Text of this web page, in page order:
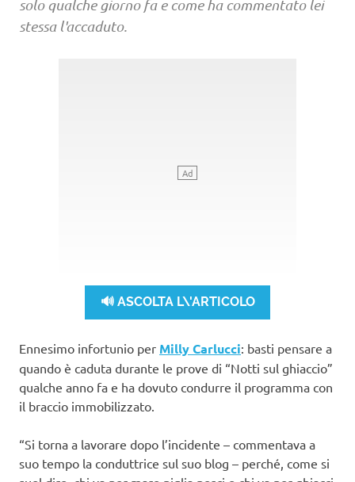
solo qualche giorno fa e come ha commentato lei
stessa l'accaduto.
🔊 ASCOLTA L\'ARTICOLO
Ennesimo infortunio per Milly Carlucci: basti pensare a
quando è caduta durante le prove di “Notti sul ghiaccio”
qualche anno fa e ha dovuto condurre il programma con
il braccio immobilizzato.
“Si torna a lavorare dopo l’incidente – commentava a
suo tempo la conduttrice sul suo blog – perché, come si